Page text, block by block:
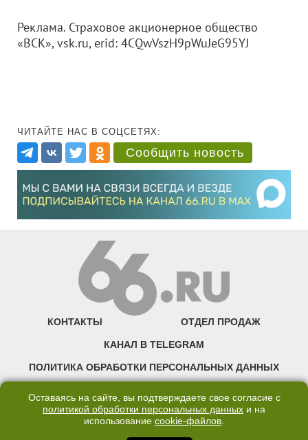
Реклама. Страховое акционерное общество
«ВСК», vsk.ru, erid: 4CQwVszH9pWuJeG95YJ
ЧИТАЙТЕ НАС В СОЦСЕТЯХ:
Сообщить новость
КОНТАКТЫ ОТДЕЛ ПРОДАЖ
КАНАЛ В TELEGRAM
ПОЛИТИКА ОБРАБОТКИ ПЕРСОНАЛЬНЫХ ДАННЫХ
©2007—2025 66.RU. Воспроизведение, сообщение, доведение до всеобщего
Оставаясь на сайте, вы подтверждаете свое согласие с
политикой обработки персональных данных и на
использование cookie-файлов.